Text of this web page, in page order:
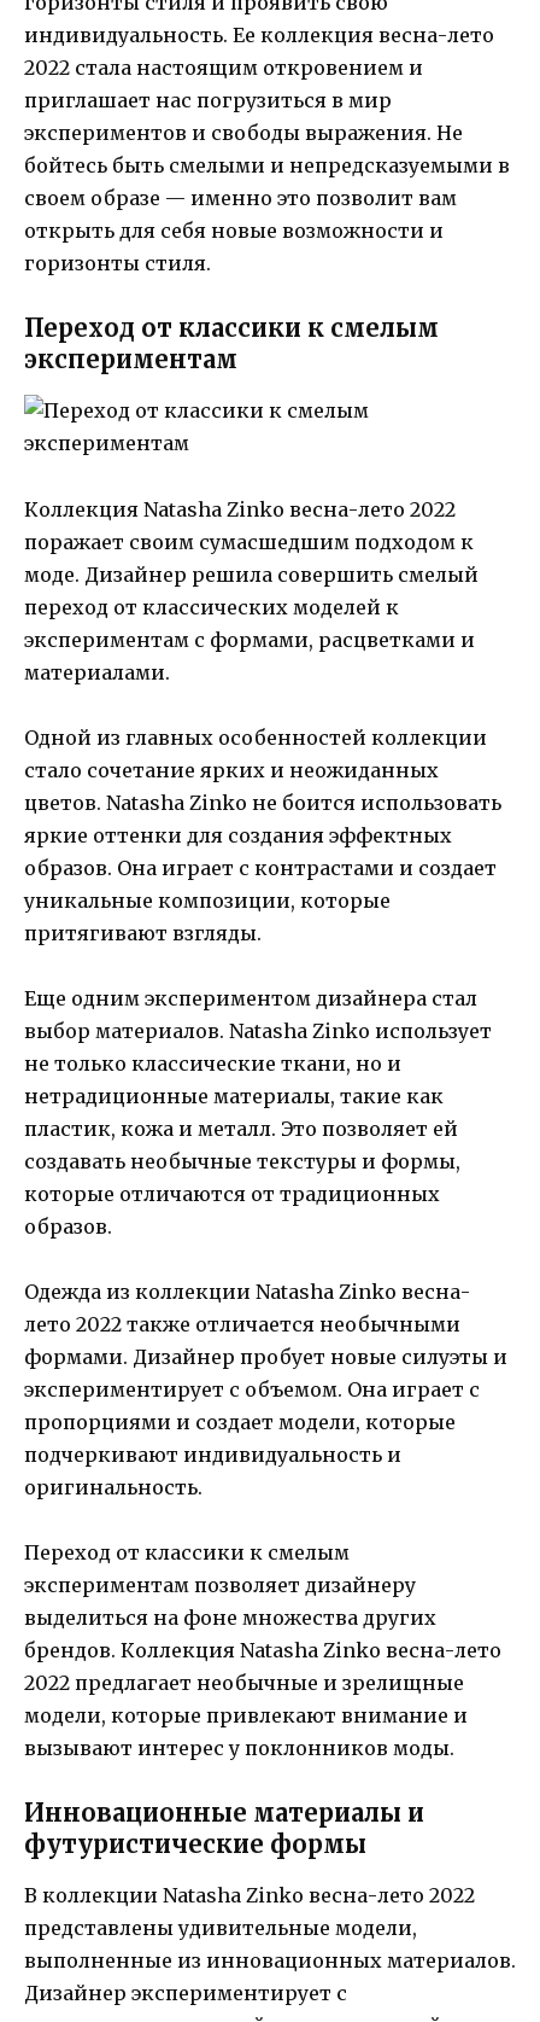
индивидуальность. Ее коллекция весна-лето
2022 стала настоящим откровением и
приглашает нас погрузиться в мир
экспериментов и свободы выражения. Не
бойтесь быть смелыми и непредсказуемыми в
своем образе — именно это позволит вам
открыть для себя новые возможности и
горизонты стиля.
Переход от классики к смелым
экспериментам
Коллекция Natasha Zinko весна-лето 2022
поражает своим сумасшедшим подходом к
моде. Дизайнер решила совершить смелый
переход от классических моделей к
экспериментам с формами, расцветками и
материалами.
Одной из главных особенностей коллекции
стало сочетание ярких и неожиданных
цветов. Natasha Zinko не боится использовать
яркие оттенки для создания эффектных
образов. Она играет с контрастами и создает
уникальные композиции, которые
притягивают взгляды.
Еще одним экспериментом дизайнера стал
выбор материалов. Natasha Zinko использует
не только классические ткани, но и
нетрадиционные материалы, такие как
пластик, кожа и металл. Это позволяет ей
создавать необычные текстуры и формы,
которые отличаются от традиционных
образов.
Одежда из коллекции Natasha Zinko весна-
лето 2022 также отличается необычными
формами. Дизайнер пробует новые силуэты и
экспериментирует с объемом. Она играет с
пропорциями и создает модели, которые
подчеркивают индивидуальность и
оригинальность.
Переход от классики к смелым
экспериментам позволяет дизайнеру
выделиться на фоне множества других
брендов. Коллекция Natasha Zinko весна-лето
2022 предлагает необычные и зрелищные
модели, которые привлекают внимание и
вызывают интерес у поклонников моды.
Инновационные материалы и
футуристические формы
В коллекции Natasha Zinko весна-лето 2022
представлены удивительные модели,
выполненные из инновационных материалов.
Дизайнер экспериментирует с